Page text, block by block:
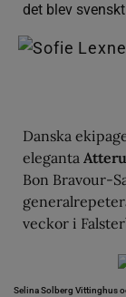
det blev
Danska
eleganta
Bon Bravour-
veckor i
Selina Solberg Vittinghus